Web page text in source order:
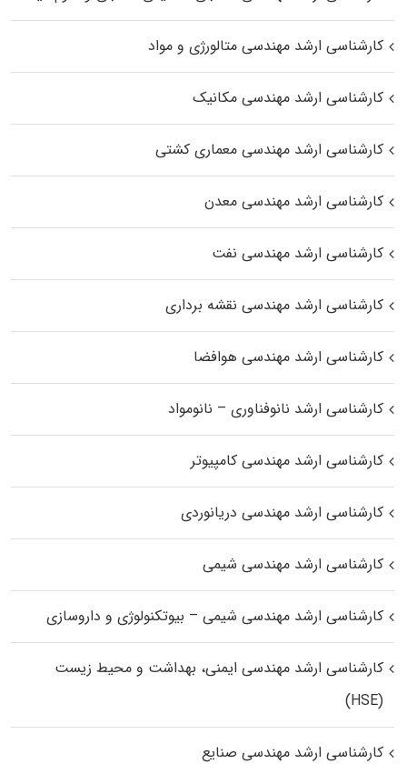
کارشناسی ارشد مهندسی متالورژی و مواد
کارشناسی ارشد مهندسی مکانیک
کارشناسی ارشد مهندسی معماری کشتی
کارشناسی ارشد مهندسی معدن
کارشناسی ارشد مهندسی نفت
کارشناسی ارشد مهندسی نقشه برداری
کارشناسی ارشد مهندسی هوافضا
کارشناسی ارشد نانوفناوری – نانومواد
کارشناسی ارشد مهندسی کامپیوتر
کارشناسی ارشد مهندسی دریانوردی
کارشناسی ارشد مهندسی شیمی
کارشناسی ارشد مهندسی شیمی – بیوتکنولوژی و داروسازی
کارشناسی ارشد مهندسی ایمنی، بهداشت و محیط زیست
(HSE)
کارشناسی ارشد مهندسی صنایع